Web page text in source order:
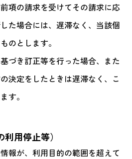
項の請求を受けてその請求に応
た場合には、遅滞なく、当該個
のとします。
づき訂正等を行った場合、また
決定をしたときは遅滞なく、こ
す。
用停止等）
報が、利用目的の範囲を超えて